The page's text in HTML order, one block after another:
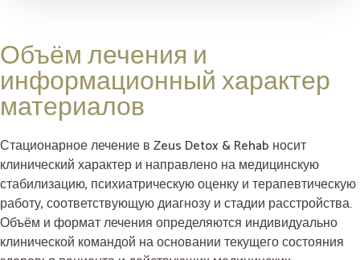
Объём лечения и
информационный характер
материалов
Стационарное лечение в Zeus Detox & Rehab носит
клинический характер и направлено на медицинскую
стабилизацию, психиатрическую оценку и терапевтическую
работу, соответствующую диагнозу и стадии расстройства.
Объём и формат лечения определяются индивидуально
клинической командой на основании текущего состояния